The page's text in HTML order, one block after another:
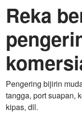
Reka
Pengering bijirin
tangga, port suapan,
kipas, dll.